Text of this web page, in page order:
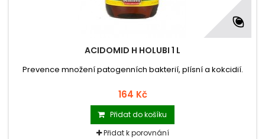
ACIDOMID H HOLUBI 1 L
Prevence množení patogenních bakterií, plísní a kokcidií.
164 Kč
Přidat do košíku
Přidat k porovnání